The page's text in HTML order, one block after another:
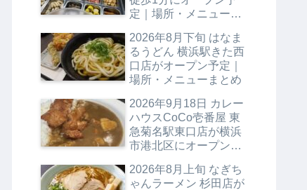
定｜場所・メニューま
2026年8月下旬 はなま
るうどん 横浜駅きた西
口店がオープン予定｜
場所・メニューまとめ
2026年9月18日 カレー
ハウスCoCo壱番屋 東
急菊名駅東口店が横浜
市港北区にオープン予
とめ
2026年8月上旬 なぎち
ゃんラーメン 杉田店が